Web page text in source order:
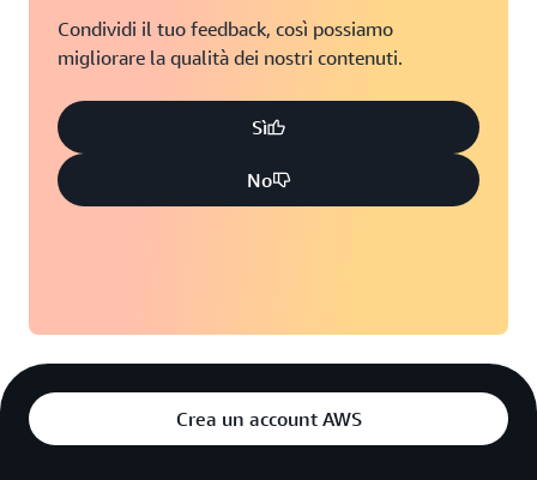
Condividi il tuo feedback, così possiamo
migliorare la qualità dei nostri contenuti.
Sì
No
Crea un account AWS